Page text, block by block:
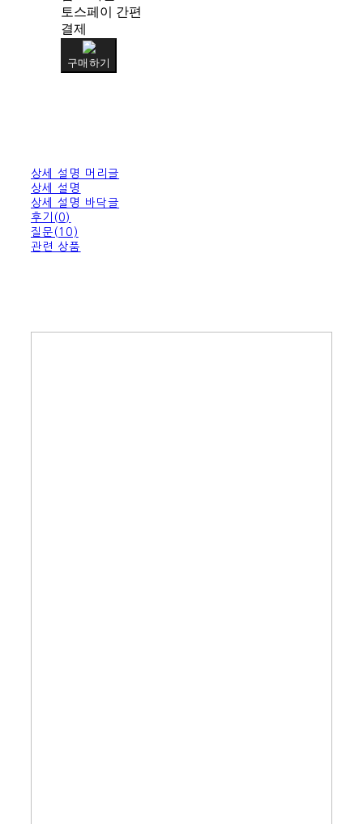
토스페이 간편
결제
구매하기
상세 설명 머리글
상세 설명
상세 설명 바닥글
후기(0)
질문(10)
관련 상품